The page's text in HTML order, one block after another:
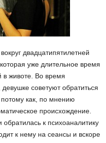
двадцатипятилетней
уже длительное время
в животе. Во время
советуют обратиться
как, по мнению
происхождение.
к психоаналитику
к нему на сеансы и вскоре